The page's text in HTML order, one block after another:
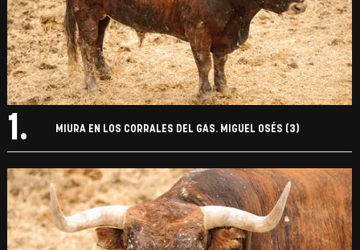
1. MIURA EN LOS CORRALES DEL GAS. MIGUEL OSÉS (3)